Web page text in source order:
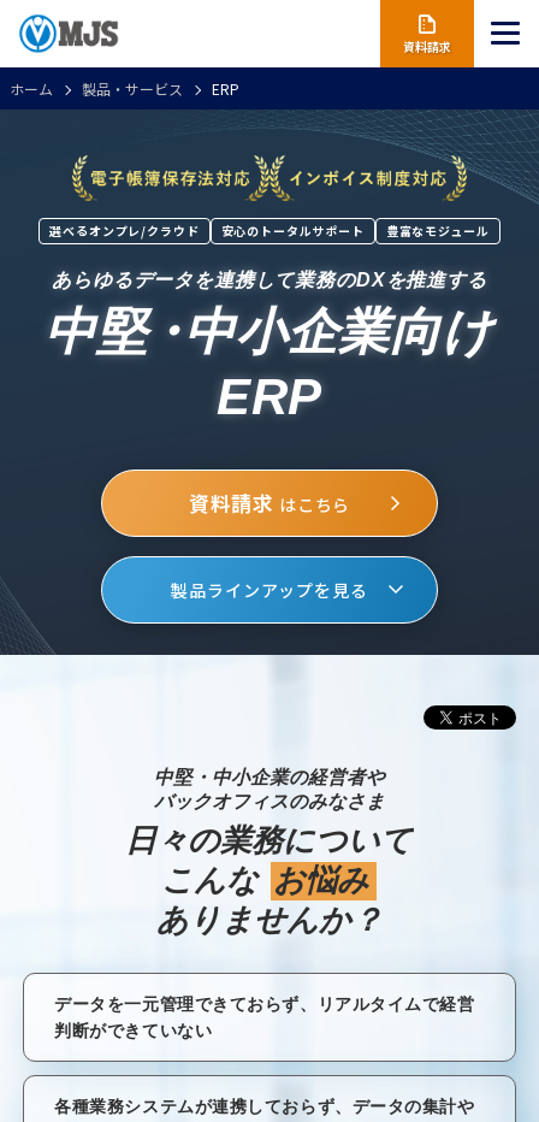
資料請求
ホーム 製品・サービス ERP
選べるオンプレ/クラウド 安心のトータルサポート 豊富なモジュール
あらゆるデータを連携して業務のDXを推進する
中堅・中小企業向け
ERP
資料請求 はこちら
製品ラインアップを見る
中堅・中小企業の経営者や
バックオフィスのみなさま
日々の業務について
こんな お悩み
ありませんか？
データを一元管理できておらず、リアルタイムで経営
判断ができていない
各種業務システムが連携しておらず、データの集計や